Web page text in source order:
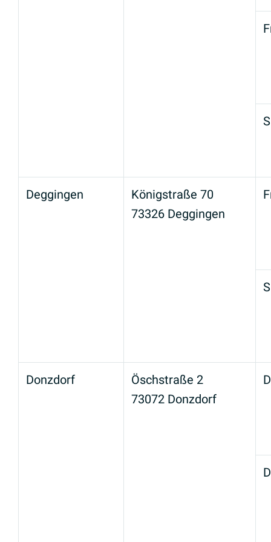
Deggingen
Königstraße 70
73326 Deggingen
Donzdorf
Öschstraße 2
73072 Donzdorf